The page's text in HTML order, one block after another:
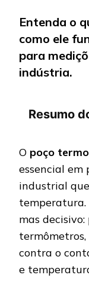
Entenda o
como ele
para
indústria.
Resumo
O poço
essencial em
industrial
temperatura.
mas
contra o
e